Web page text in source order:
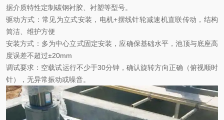
据介质特性定制碳钢衬胶、衬塑等型号。
驱动方式 ：常见为立式安装，电机+摆线针轮减速机直联传动，结构
简洁、维护方便
安装方式 ： 多为‌中心立式固定安装‌，应确保基础水平，池顶与底座高
度误差不超过±20mm
调试要求 ： 空载试运行不少于30分钟，确认旋转方向正确（俯视顺时
针），无异常振动或噪音。